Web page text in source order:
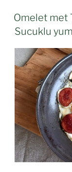
Omelet met
Sucuklu